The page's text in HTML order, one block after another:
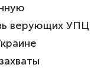
верующих УПЦ